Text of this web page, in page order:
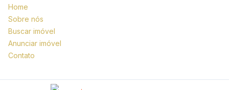
Home
Sobre nós
Buscar imóvel
Anunciar imóvel
Contato